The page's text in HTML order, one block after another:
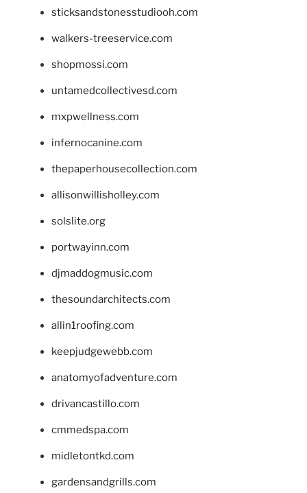
sticksandstonesstudiooh.com
walkers-treeservice.com
shopmossi.com
untamedcollectivesd.com
mxpwellness.com
infernocanine.com
thepaperhousecollection.com
allisonwillisholley.com
solslite.org
portwayinn.com
djmaddogmusic.com
thesoundarchitects.com
allin1roofing.com
keepjudgewebb.com
anatomyofadventure.com
drivancastillo.com
cmmedspa.com
midletontkd.com
gardensandgrills.com